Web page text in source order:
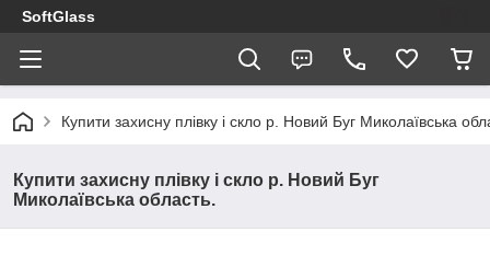
SoftGlass
Купити захисну плівку і скло р. Новий Буг Миколаївська
Купити захисну плівку і скло р. Новий Буг
Миколаївська область.